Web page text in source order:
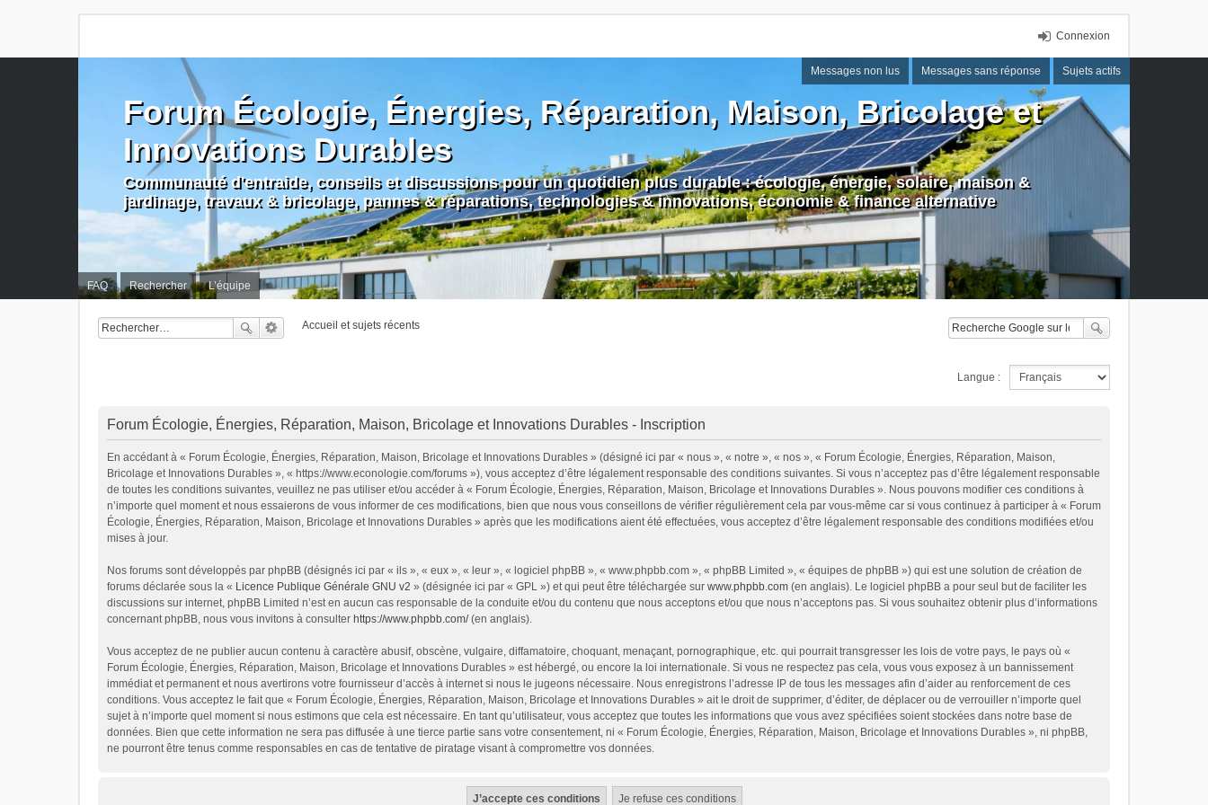
Connexion
Messages non lus Messages sans réponse Sujets actifs
FAQ Rechercher L’équipe
Forum Écologie, Énergies, Réparation, Maison, Bricolage et
Innovations Durables
Communauté d'entraide, conseils et discussions pour un quotidien plus durable : écologie, énergie, solaire, maison &
jardinage, travaux & bricolage, pannes & réparations, technologies & innovations, économie & finance alternative
Accueil et sujets récents
Langue :
Forum Écologie, Énergies, Réparation, Maison, Bricolage et Innovations Durables - Inscription
En accédant à « Forum Écologie, Énergies, Réparation, Maison, Bricolage et Innovations Durables » (désigné ici par « nous », « notre », « nos », « Forum Écologie, Énergies, Réparation, Maison,
Bricolage et Innovations Durables », « https://www.econologie.com/forums »), vous acceptez d’être légalement responsable des conditions suivantes. Si vous n’acceptez pas d’être légalement responsable
de toutes les conditions suivantes, veuillez ne pas utiliser et/ou accéder à « Forum Écologie, Énergies, Réparation, Maison, Bricolage et Innovations Durables ». Nous pouvons modifier ces conditions à
n’importe quel moment et nous essaierons de vous informer de ces modifications, bien que nous vous conseillons de vérifier régulièrement cela par vous-même car si vous continuez à participer à « Forum
Écologie, Énergies, Réparation, Maison, Bricolage et Innovations Durables » après que les modifications aient été effectuées, vous acceptez d’être légalement responsable des conditions modifiées et/ou
mises à jour.
Nos forums sont développés par phpBB (désignés ici par « ils », « eux », « leur », « logiciel phpBB », « www.phpbb.com », « phpBB Limited », « équipes de phpBB ») qui est une solution de création de
forums déclarée sous la « Licence Publique Générale GNU v2 » (désignée ici par « GPL ») et qui peut être téléchargée sur www.phpbb.com (en anglais). Le logiciel phpBB a pour seul but de faciliter les
discussions sur internet, phpBB Limited n’est en aucun cas responsable de la conduite et/ou du contenu que nous acceptons et/ou que nous n’acceptons pas. Si vous souhaitez obtenir plus d’informations
concernant phpBB, nous vous invitons à consulter https://www.phpbb.com/(en anglais).
Vous acceptez de ne publier aucun contenu à caractère abusif, obscène, vulgaire, diffamatoire, choquant, menaçant, pornographique, etc. qui pourrait transgresser les lois de votre pays, le pays où «
Forum Écologie, Énergies, Réparation, Maison, Bricolage et Innovations Durables » est hébergé, ou encore la loi internationale. Si vous ne respectez pas cela, vous vous exposez à un bannissement
immédiat et permanent et nous avertirons votre fournisseur d’accès à internet si nous le jugeons nécessaire. Nous enregistrons l’adresse IP de tous les messages afin d’aider au renforcement de ces
conditions. Vous acceptez le fait que « Forum Écologie, Énergies, Réparation, Maison, Bricolage et Innovations Durables » ait le droit de supprimer, d’éditer, de déplacer ou de verrouiller n’importe quel
sujet à n’importe quel moment si nous estimons que cela est nécessaire. En tant qu’utilisateur, vous acceptez que toutes les informations que vous avez spécifiées soient stockées dans notre base de
données. Bien que cette information ne sera pas diffusée à une tierce partie sans votre consentement, ni « Forum Écologie, Énergies, Réparation, Maison, Bricolage et Innovations Durables », ni phpBB,
ne pourront être tenus comme responsables en cas de tentative de piratage visant à compromettre vos données.